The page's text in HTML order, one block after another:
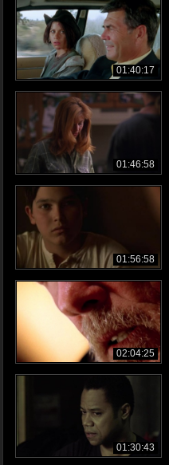
01:40:17
01:46:58
01:56:58
02:04:25
01:30:43